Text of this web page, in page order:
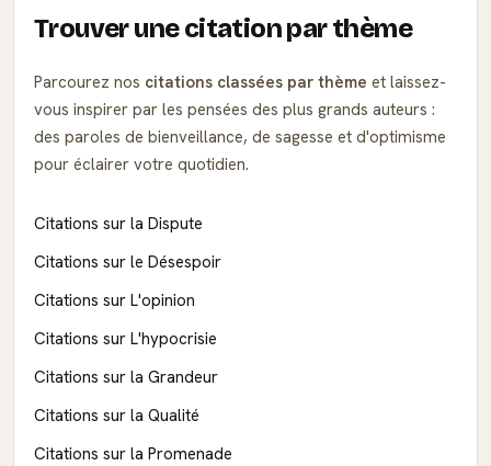
Trouver une citation par thème
Parcourez nos citations classées par thème et laissez-
vous inspirer par les pensées des plus grands auteurs :
des paroles de bienveillance, de sagesse et d'optimisme
pour éclairer votre quotidien.
Citations sur la Dispute
Citations sur le Désespoir
Citations sur L'opinion
Citations sur L'hypocrisie
Citations sur la Grandeur
Citations sur la Qualité
Citations sur la Promenade